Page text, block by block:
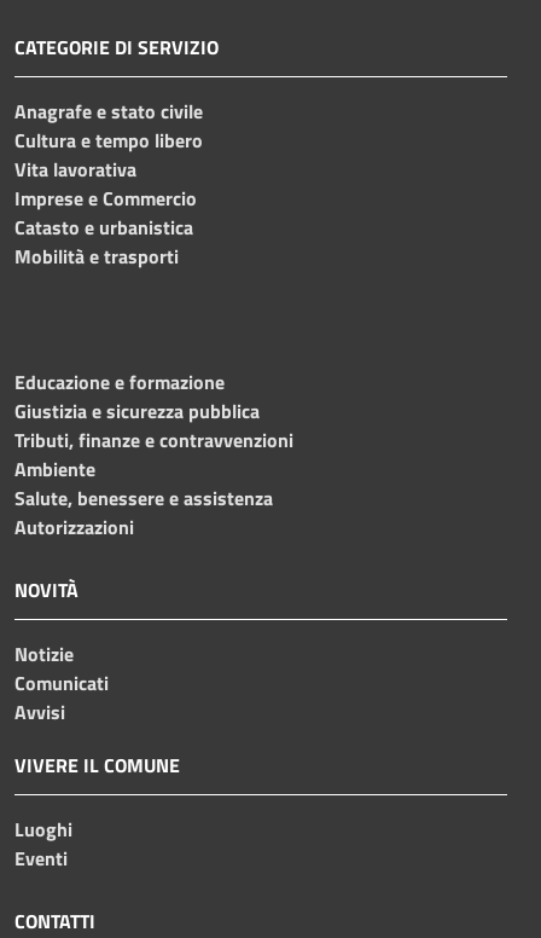
CATEGORIE DI SERVIZIO
Anagrafe e stato civile
Cultura e tempo libero
Vita lavorativa
Imprese e Commercio
Catasto e urbanistica
Mobilità e trasporti
Educazione e formazione
Giustizia e sicurezza pubblica
Tributi, finanze e contravvenzioni
Ambiente
Salute, benessere e assistenza
Autorizzazioni
NOVITÀ
Notizie
Comunicati
Avvisi
VIVERE IL COMUNE
Luoghi
Eventi
CONTATTI